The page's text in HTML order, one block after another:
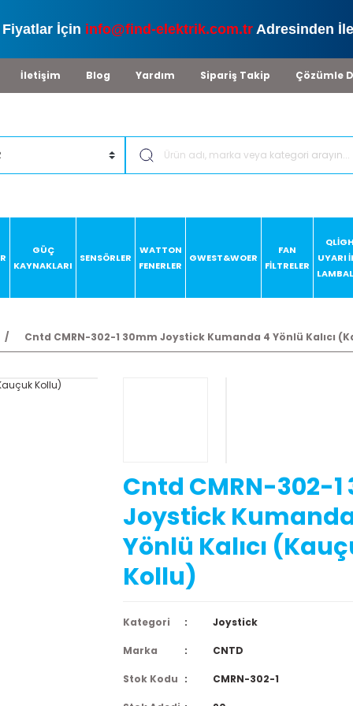
Fiyatlar İçin info@find-elektrik.com.trAdresinden
İletişim Blog Yardım Sipariş Takip Çözümle
GÜÇ
KAYNAKLARI
SENSÖRLER
WATTON
FENERLER
GWEST&WOER
FAN
FİLTRELER
UYARI
Cntd CMRN-302-1 30mm Joystick Kumanda 4 Yönlü Kalıcı
Cntd CMRN-302-
Joystick
Yönlü Kalıcı
Kollu)
Kategori Joystick
Marka CNTD
Stok Kodu CMRN-302-1